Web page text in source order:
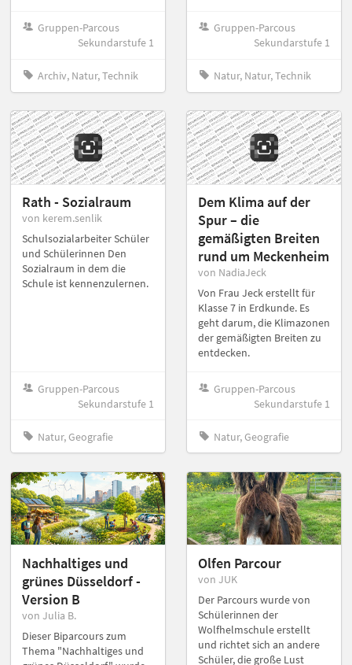
Gruppen-Parcous
Sekundarstufe 1
Archiv, Natur, Technik
Gruppen-Parcous
Sekundarstufe 1
Natur, Natur, Technik
Rath - Sozialraum
von kerem.senlik
Schulsozialarbeiter Schüler
und Schülerinnen Den
Sozialraum in dem die
Schule ist kennenzulernen.
Gruppen-Parcous
Sekundarstufe 1
Natur, Geografie
Dem Klima auf der
Spur – die
gemäßigten Breiten
rund um Meckenheim
von NadiaJeck
Von Frau Jeck erstellt für
Klasse 7 in Erdkunde. Es
geht darum, die Klimazonen
der gemäßigten Breiten zu
entdecken.
Gruppen-Parcous
Sekundarstufe 1
Natur, Geografie
Nachhaltiges und
grünes Düsseldorf -
Version B
von Julia B.
Dieser Biparcours zum
Thema "Nachhaltiges und
Olfen Parcour
von JUK
Der Parcours wurde von
Schülerinnen der
Wolfhelmschule erstellt
und richtet sich an andere
Schüler, die große Lust